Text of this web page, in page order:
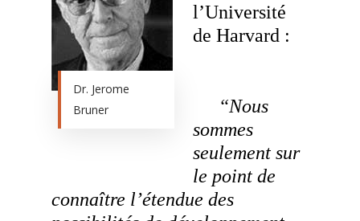
Dr. Jerome
Bruner
l’Université
de Harvard :
“Nous
sommes
seulement sur
le point de
connaître l’étendue des